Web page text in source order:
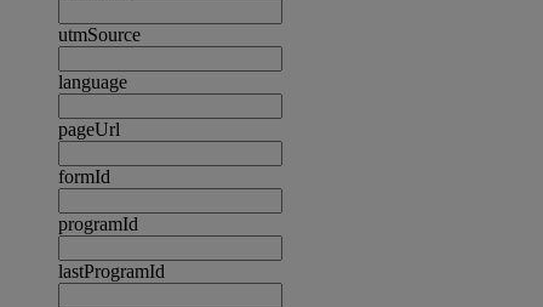
utmSource
language
pageUrl
formId
programId
lastProgramId